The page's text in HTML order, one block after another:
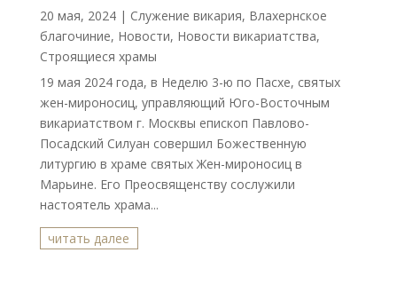
20 мая, 2024| Cлужение викария, Влахернское
благочиние, Новости, Новости викариатства,
Строящиеся храмы
19 мая 2024 года, в Неделю 3-ю по Пасхе, святых
жен-мироносиц, управляющий Юго-Восточным
викариатством г. Москвы епископ Павлово-
Посадский Силуан совершил Божественную
литургию в храме святых Жен-мироносиц в
Марьине. Его Преосвященству сослужили
настоятель храма...
читать далее